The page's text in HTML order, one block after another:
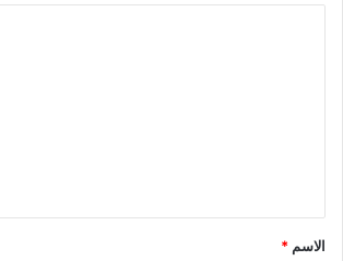
الاسم *